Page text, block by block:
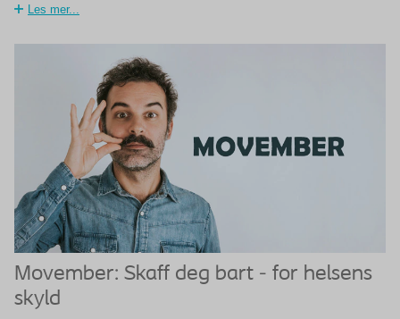
Les mer...
Movember: Skaff deg bart - for helsens
skyld